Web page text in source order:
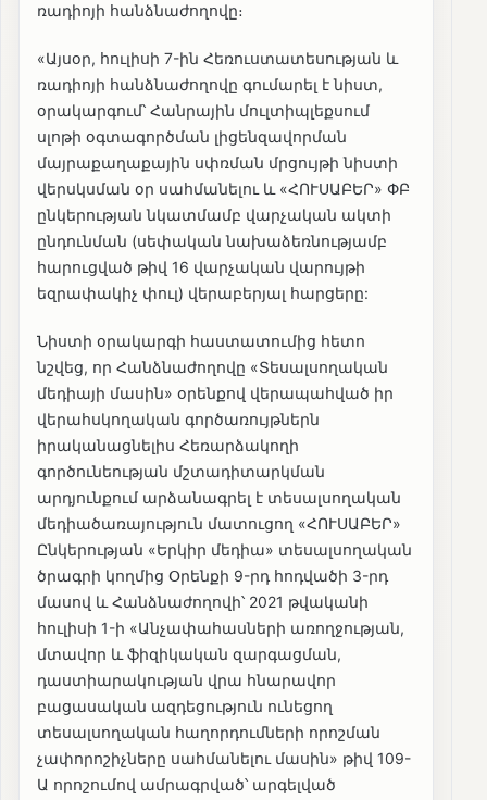
ռադիոյի հանձնաժողովը։
«Այսօր, հուլիսի 7-ին Հեռուստատեսության և
ռադիոյի հանձնաժողովը գումարել է նիստ,
օրակարգում՝ Հանրային մուլտիպլեքսում
սլոթի օգտագործման լիցենզավորման
մայրաքաղաքային սփռման մրցույթի նիստի
վերսկսման օր սահմանելու և «ՀՈՒՍԱԲԵՐ» ՓԲ
ընկերության նկատմամբ վարչական ակտի
ընդունման (սեփական նախաձեռնությամբ
հարուցված թիվ 16 վարչական վարույթի
եզրափակիչ փուլ) վերաբերյալ հարցերը:
Նիստի օրակարգի հաստատումից հետո
նշվեց, որ Հանձնաժողովը «Տեսալսողական
մեդիայի մասին» օրենքով վերապահված իր
վերահսկողական գործառույթներն
իրականացնելիս Հեռարձակողի
գործունեության մշտադիտարկման
արդյունքում արձանագրել է տեսալսողական
մեդիածառայություն մատուցող «ՀՈՒՍԱԲԵՐ»
Ընկերության «Երկիր մեդիա» տեսալսողական
ծրագրի կողմից Օրենքի 9-րդ հոդվածի 3-րդ
մասով և Հանձնաժողովի՝ 2021 թվականի
հուլիսի 1-ի «Անչափահասների առողջության,
մտավոր և ֆիզիկական զարգացման,
դաստիարակության վրա հնարավոր
բացասական ազդեցություն ունեցող
տեսալսողական հաղորդումների որոշման
չափորոշիչները սահմանելու մասին» թիվ 109-
Ա որոշումով ամրագրված՝ արգելված